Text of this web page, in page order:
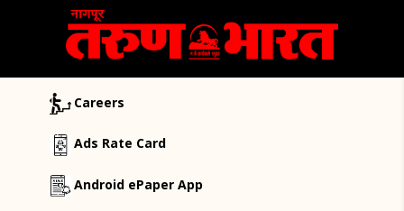
Careers
Ads Rate Card
Android ePaper App